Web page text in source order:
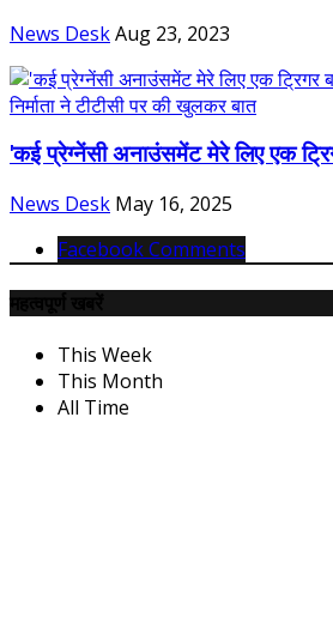
News DeskAug 23, 2023
'कई प्रेग्नेंसी अनाउंसमेंट मेरे लिए एक
News Desk May 16, 2025
Facebook Comments
This Week
This Month
All Time